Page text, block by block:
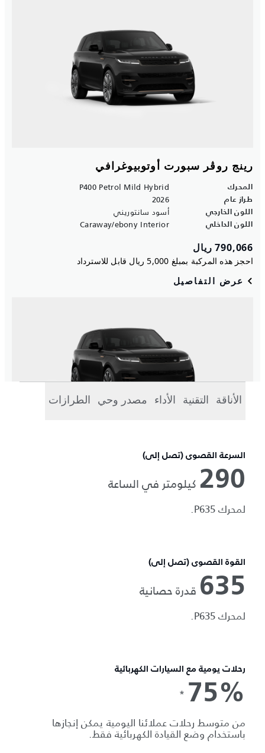
الأناقة التقنية الأداء مصدر وحي الطرازات
السرعة القصوى (تصل إلى)
290 كيلومتر في الساعة
لمحرك P635.
القوة القصوى (تصل إلى)
635 قدرة حصانية
لمحرك P635.
رحلات يومية مع السيارات الكهربائية
75%
*
من متوسط رحلات عملائنا اليومية يمكن إنجازها
باستخدام وضع القيادة الكهربائية فقط.